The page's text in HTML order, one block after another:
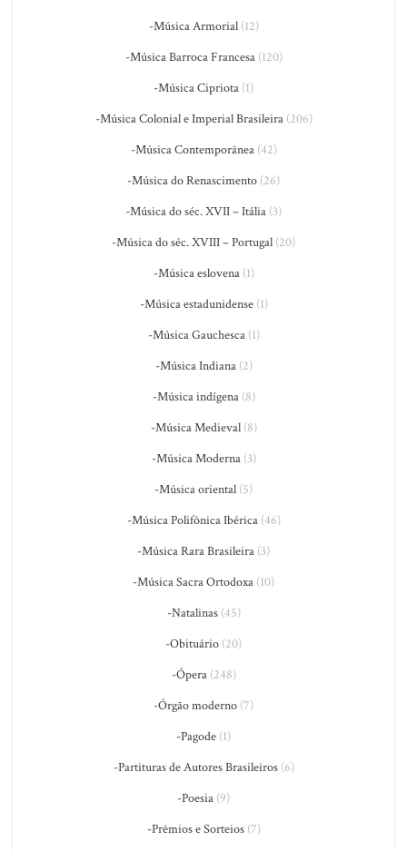
-Música Armorial(12)
-Música Barroca Francesa(120)
-Música Cipriota (1)
-Música Colonial e Imperial Brasileira(206)
-Música Contemporânea(42)
-Música do Renascimento (26)
-Música do séc. XVII – Itália (3)
-Música do séc. XVIII – Portugal (20)
-Música eslovena(1)
-Música estadunidense(1)
-Música Gauchesca(1)
-Música Indiana(2)
-Música indígena(8)
-Música Medieval(8)
-Música Moderna(3)
-Música oriental (5)
-Música Polifônica Ibérica(46)
-Música Rara Brasileira (3)
-Música Sacra Ortodoxa (10)
-Natalinas(45)
-Obituário (20)
-Ópera(248)
-Órgão moderno (7)
-Pagode (1)
-Partituras de Autores Brasileiros(6)
-Poesia (9)
-Prêmios e Sorteios(7)